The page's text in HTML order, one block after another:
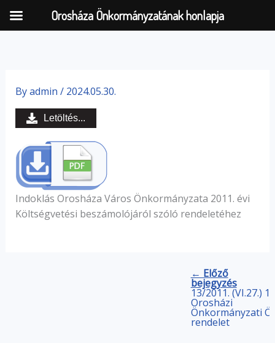
content
Byadmin / 2024.05.30.
Indoklás Orosháza Város Önkormányzata 2011. évi
Költségvetési beszámolójáról szóló rendeletéhez
Letöltés...
← Előző
bejegyzés
13/2011. (VI.27.)
Orosházi
Önkormányzati
rendelet
Orosháza Önkormányzatának honlapja